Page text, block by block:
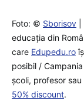
Foto: © Sborisov
educaţia din
care Edupedu.ro
posibil /
școli, profesor sau
50% discount.